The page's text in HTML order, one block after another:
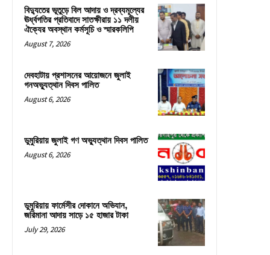
বিদ্যুতের ভূতুড়ে বিল আদায় ও দ্রব্যমূল্যের
ঊর্ধ্বগতির প্রতিবাদে সাতক্ষীরায় ১১ দলীয়
ঐক্যের অবস্থান কর্মসূচি ও স্মারকলিপি
August 7, 2026
দেবহাটায় প্রশাসনের আয়োজনে জুলাই
গনঅভ্যুত্থান দিবস পালিত
August 6, 2026
ডুমুরিয়ায় জুলাই গণ অভ্যুত্থান দিবস পালিত
August 6, 2026
ডুমুরিয়ায় ফার্মেসীর দোকানে অভিযান,
জরিমানা আদায় সাড়ে ১৫ হাজার টাকা
July 29, 2026